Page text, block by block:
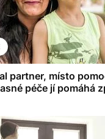
partner, místo
péče jí pomáhá